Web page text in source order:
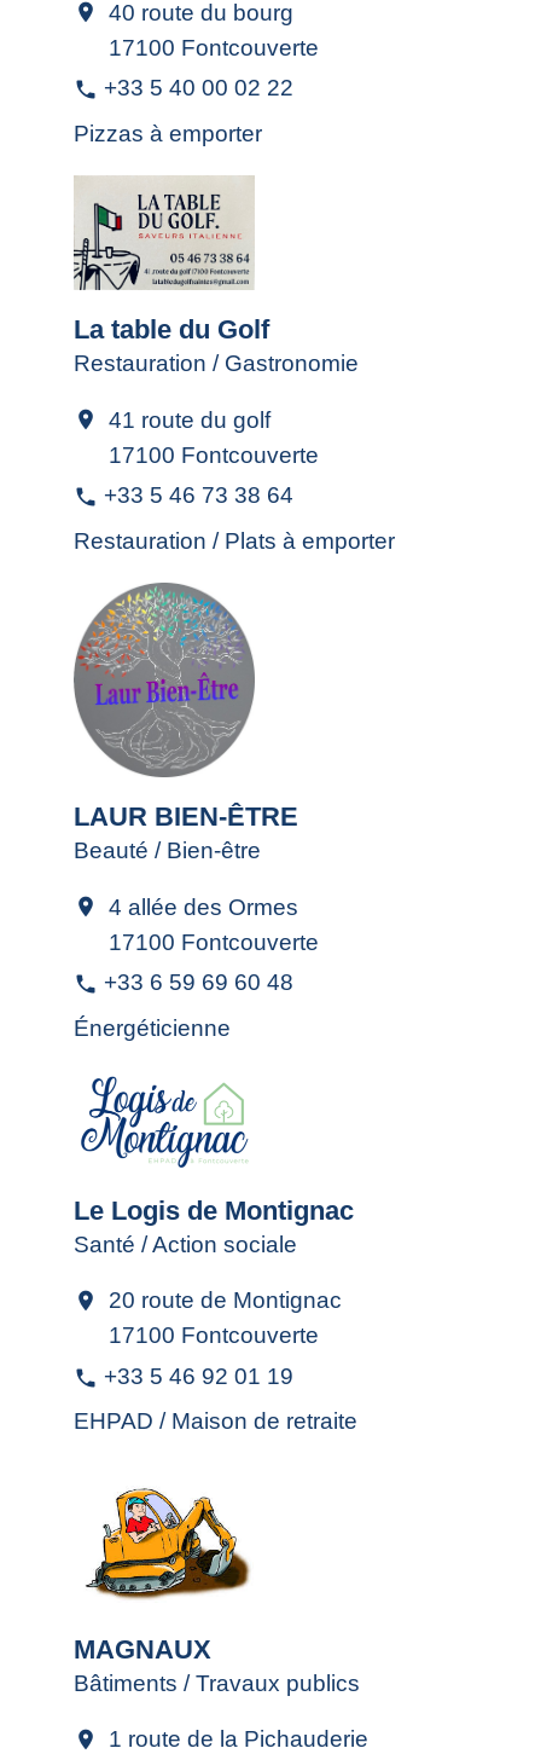
location_on
40 route du bourg
17100 Fontcouverte
phone +33 5 40 00 02 22
Pizzas à emporter
La table du Golf
Restauration / Gastronomie
location_on
41 route du golf
17100 Fontcouverte
phone +33 5 46 73 38 64
Restauration / Plats à emporter
LAUR BIEN-ÊTRE
Beauté / Bien-être
location_on
4 allée des Ormes
17100 Fontcouverte
phone +33 6 59 69 60 48
Énergéticienne
Le Logis de Montignac
Santé / Action sociale
location_on
20 route de Montignac
17100 Fontcouverte
phone +33 5 46 92 01 19
EHPAD / Maison de retraite
MAGNAUX
Bâtiments / Travaux publics
location_on
1 route de la Pichauderie